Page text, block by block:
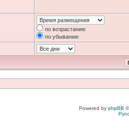
по возрастанию
по убыванию
Powered by phpBB